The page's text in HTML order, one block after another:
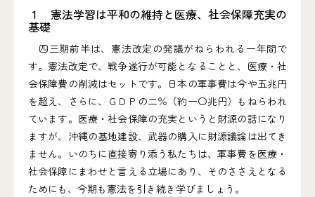
１ 憲法学習は平和の維持と医療、社会保障充実の
基礎
四三期前半は、憲法改定の発議がねらわれる一年間で
す。憲法改定で、戦争遂行が可能となることと、医療・社
会保障費の削減はセットです。日本の軍事費は今や五兆円
を超え、さらに、ＧＤＰの二％（約一〇兆円）もねらわれ
ています。医療・社会保障の充実というと財源の話になり
ますが、沖縄の基地建設、武器の購入に財源議論は出てき
ません。いのちに直接寄り添う私たちは、軍事費を医療・
社会保障にまわせと言える立場にあり、そのささえとなる
ためにも、今期も憲法を引き続き学びましょう。